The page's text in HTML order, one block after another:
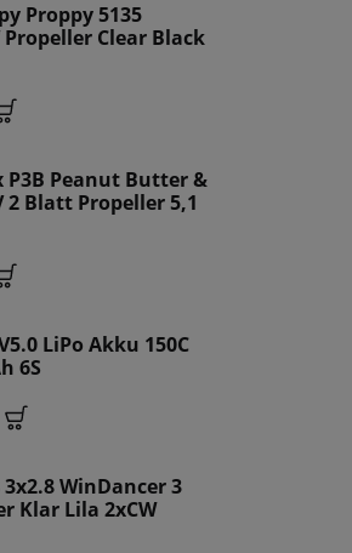
Proppy 5135
Clear Black
P3B Peanut Butter &
2 Blatt Propeller 5,1
LiPo Akku 150C
6S
WinDancer 3
Klar Lila 2xCW